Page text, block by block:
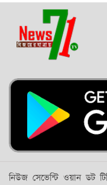
নিউজ সেভেন্টি ওয়ান ডট